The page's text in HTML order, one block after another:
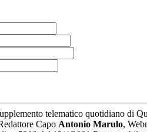
telematico quotidiano di
Capo Antonio Marulo,